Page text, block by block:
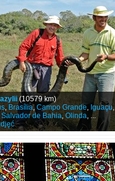
(10579 km)
, Brasília,Campo Grande, Iguaçu,
Salvador de Bahia, Olinda, ...